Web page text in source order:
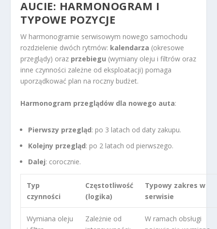
AUCIE: HARMONOGRAM I
TYPOWE POZYCJE
W harmonogramie serwisowym nowego samochodu
rozdzielenie dwóch rytmów: kalendarza (okresowe
przeglądy) oraz przebiegu (wymiany oleju i filtrów oraz
inne czynności zależne od eksploatacji) pomaga
uporządkować plan na roczny budżet.
Harmonogram przeglądów dla nowego auta:
Pierwszy przegląd: po 3 latach od daty zakupu.
Kolejny przegląd: po 2 latach od pierwszego.
Dalej: corocznie.
Typ
czynności
Częstotliwość
(logika)
Typowy zakres w
serwisie
Wymiana oleju
Zależnie od
W ramach obsługi